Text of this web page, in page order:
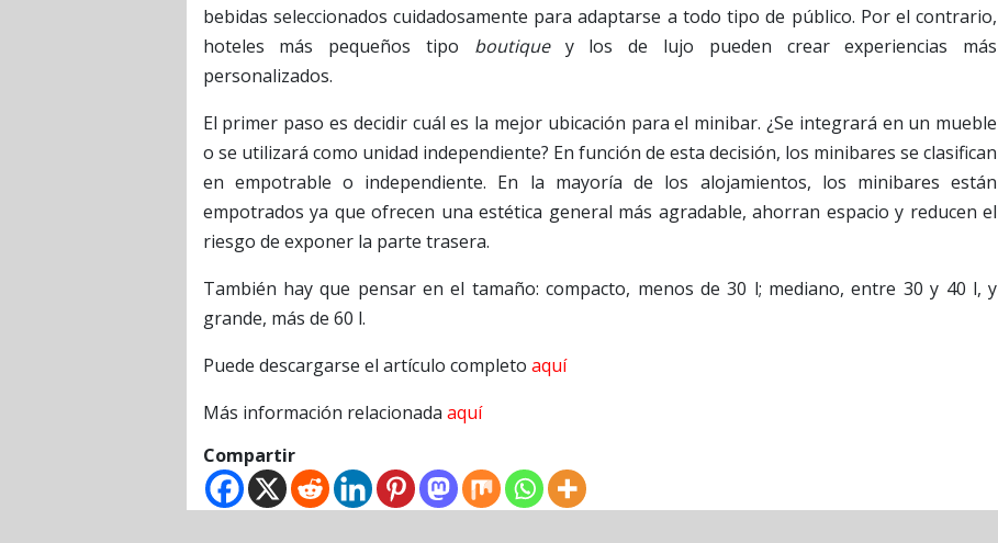
bebidas seleccionados cuidadosamente para adaptarse a todo tipo de público. Por el contrario,
hoteles más pequeños tipo boutiquey los de lujo pueden crear experiencias más
personalizados.
El primer paso es decidir cuál es la mejor ubicación para el minibar. ¿Se integrará en un mueble
o se utilizará como unidad independiente? En función de esta decisión, los minibares se clasifican
en empotrable o independiente. En la mayoría de los alojamientos, los minibares están
empotrados ya que ofrecen una estética general más agradable, ahorran espacio y reducen el
riesgo de exponer la parte trasera.
También hay que pensar en el tamaño: compacto, menos de 30 l; mediano, entre 30 y 40 l, y
grande, más de 60 l.
Puede descargarse el artículo completo aquí
Más información relacionada aquí
Compartir